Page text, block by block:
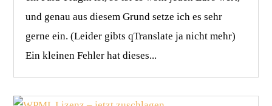
und genau aus diesem Grund setze ich es sehr
gerne ein. (Leider gibts qTranslate ja nicht mehr)
Ein kleinen Fehler hat dieses...